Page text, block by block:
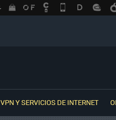
VPN Y SERVICIOS DE INTERNET